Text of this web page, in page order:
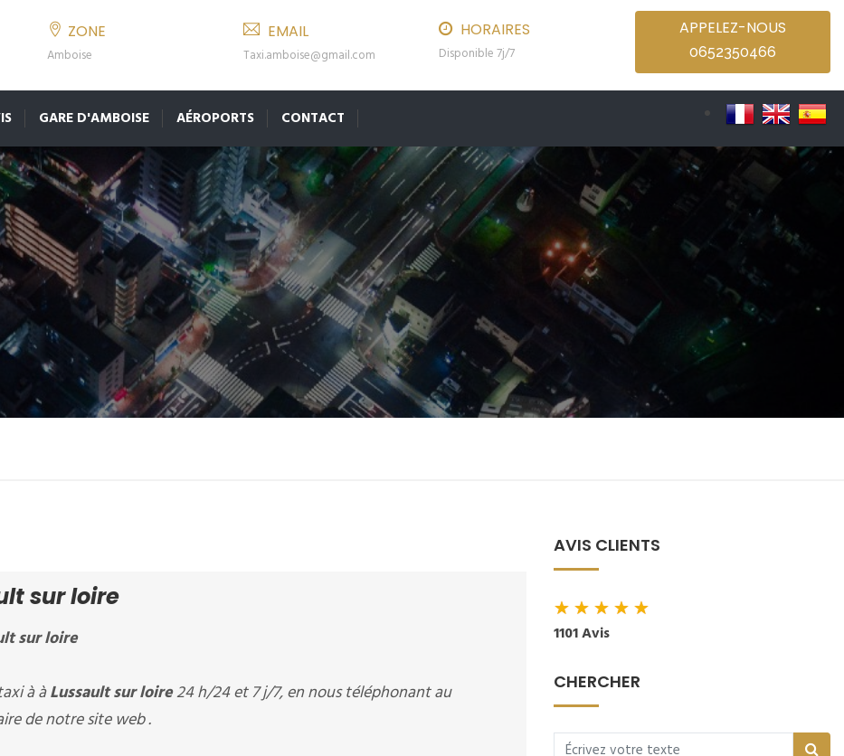
ZONE
Amboise
EMAIL
Taxi.amboise@gmail.com
HORAIRES
Disponible 7j/7
APPELEZ-NOUS
0652350466
GARE D'AMBOISE AÉROPORTS CONTACT
sur loire
sur loire
à àLussault sur loire24 h/24 et 7 j/7, en nous téléphonant au
de notre site web .
AVIS CLIENTS
★★★★★
1101 Avis
CHERCHER